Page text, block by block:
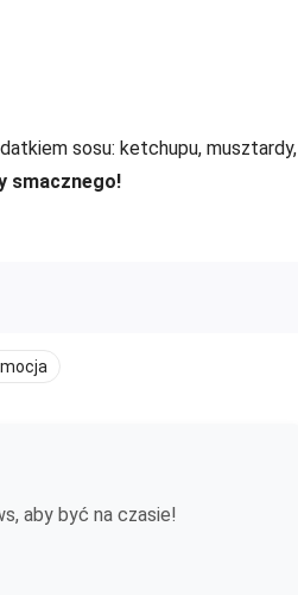
sosu: ketchupu, musztardy,
smacznego!
aby być na czasie!